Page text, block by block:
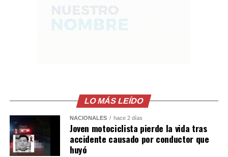
narcomenudeo.
LO MÁS LEÍDO
NACIONALES hace 2 días
Joven motociclista pierde la vida tras
accidente causado por conductor que
huyó